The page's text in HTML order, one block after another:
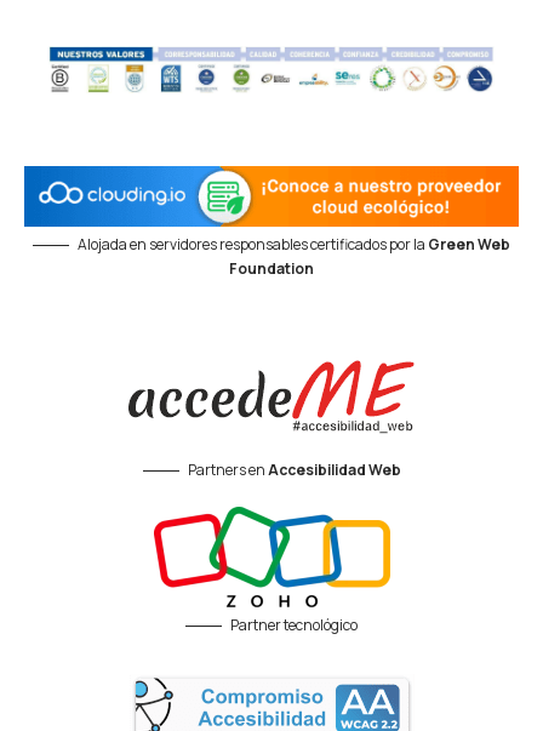
Alojada en servidores responsables certificados por la Green Web
Foundation
Partners enAccesibilidad Web
Partner tecnológico